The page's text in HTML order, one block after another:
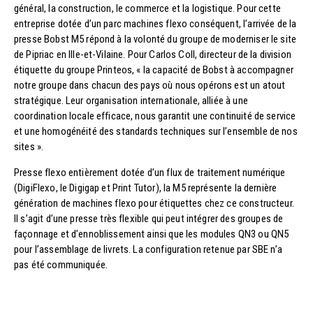
général, la construction, le commerce et la logistique. Pour cette
entreprise dotée d’un parc machines flexo conséquent, l’arrivée de la
presse Bobst M5 répond à la volonté du groupe de moderniser le site
de Pipriac en Ille-et-Vilaine. Pour Carlos Coll, directeur de la division
étiquette du groupe Printeos, « la capacité de Bobst à accompagner
notre groupe dans chacun des pays où nous opérons est un atout
stratégique. Leur organisation internationale, alliée à une
coordination locale efficace, nous garantit une continuité de service
et une homogénéité des standards techniques sur l’ensemble de nos
sites ».
Presse flexo entièrement dotée d’un flux de traitement numérique
(DigiFlexo, le Digigap et Print Tutor), la M5 représente la dernière
génération de machines flexo pour étiquettes chez ce constructeur.
Il s’agit d’une presse très flexible qui peut intégrer des groupes de
façonnage et d’ennoblissement ainsi que les modules QN3 ou QN5
pour l’assemblage de livrets. La configuration retenue par SBE n’a
pas été communiquée.